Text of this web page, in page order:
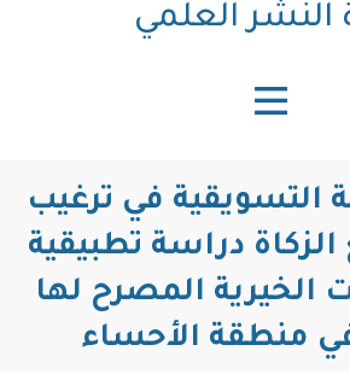
النشر العلمي
التسويقية في ترغيب
دراسة تطبيقية
الخيرية المصرح لها
منطقة الأحساء